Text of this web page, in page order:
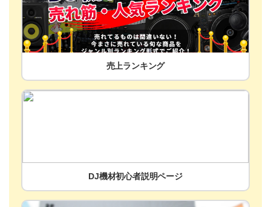
売上ランキング
DJ機材初心者説明ページ